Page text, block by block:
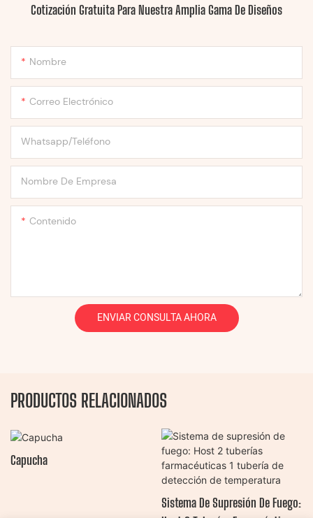
Cotización Gratuita Para Nuestra Amplia Gama De Diseños
Nombre
Correo Electrónico
Whatsapp/Teléfono
Nombre De Empresa
Contenido
ENVIAR CONSULTA AHORA
PRODUCTOS RELACIONADOS
Capucha
Sistema De Supresión De Fuego: